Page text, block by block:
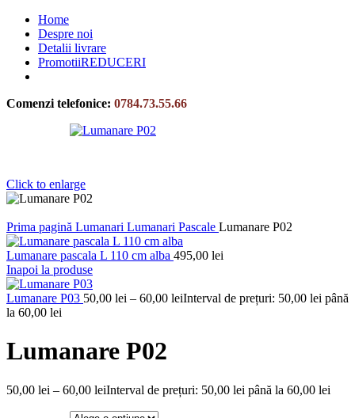
Home
Despre noi
Detalii livrare
PromotiiREDUCERI
Comenzi telefonice: 0784.73.55.66
Click to enlarge
Prima pagină Lumanari Lumanari Pascale Lumanare P02
Lumanare pascala L 110 cm alba 495,00 lei
Inapoi la produse
Lumanare P03 50,00 lei – 60,00 leiInterval de prețuri: 50,00 lei până
la 60,00 lei
Lumanare P02
50,00 lei – 60,00 leiInterval de prețuri: 50,00 lei până la 60,00 lei